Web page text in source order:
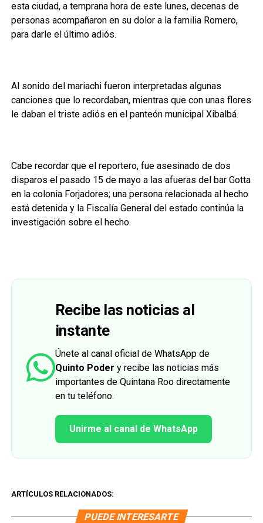
esta ciudad, a temprana hora de este lunes, decenas de
personas acompañaron en su dolor a la familia Romero,
para darle el último adiós.
Al sonido del mariachi fueron interpretadas algunas
canciones que lo recordaban, mientras que con unas flores
le daban el triste adiós en el panteón municipal Xibalbá.
Cabe recordar que el reportero, fue asesinado de dos
disparos el pasado 15 de mayo a las afueras del bar Gotta
en la colonia Forjadores; una persona relacionada al hecho
está detenida y la Fiscalía General del estado continúa la
investigación sobre el hecho.
Recibe las noticias al
instante
Únete al canal oficial de WhatsApp de
Quinto Poder y recibe las noticias más
importantes de Quintana Roo directamente
en tu teléfono.
Unirme al canal de WhatsApp
ARTÍCULOS RELACIONADOS:
PUEDE INTERESARTE